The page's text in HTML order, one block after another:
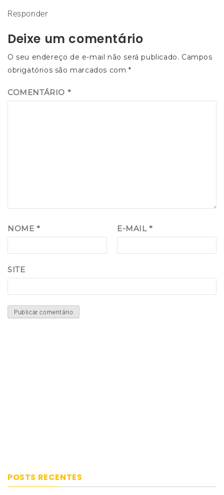
Responder
Deixe um comentário
O seu endereço de e-mail não será publicado. Campos
obrigatórios são marcados com*
COMENTÁRIO *
NOME * E-MAIL*
SITE
POSTS RECENTES